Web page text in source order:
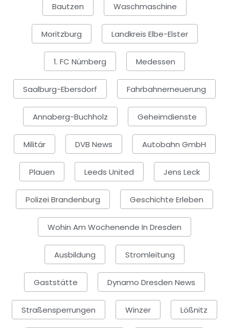
Bautzen Waschmaschine
Moritzburg Landkreis Elbe-Elster
1. FC Nürnberg Medessen
Saalburg-Ebersdorf Fahrbahnerneuerung
Annaberg-Buchholz Geheimdienste
Militär DVB News Autobahn GmbH
Plauen Leeds United Jens Leck
Polizei Brandenburg Geschichte Erleben
Wohin Am Wochenende In Dresden
Ausbildung Stromleitung
Gaststätte Dynamo Dresden News
Straßensperrungen Winzer Lößnitz